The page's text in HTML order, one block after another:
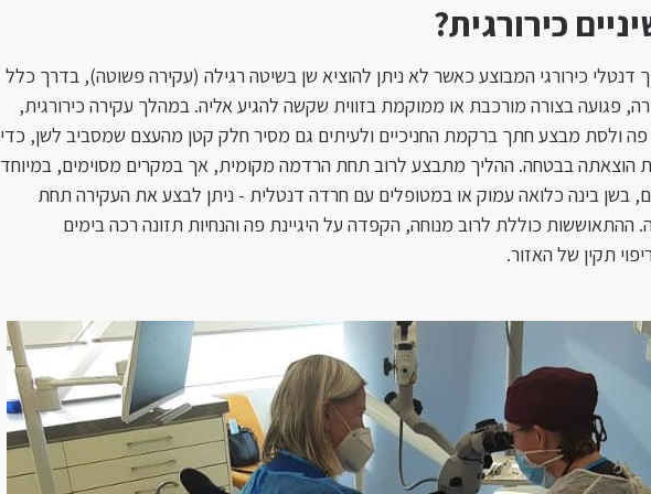
כירורגית?
דנטלי כירורגי המבוצע כאשר לא ניתן להוציא שן בשיטה רגילה (עקירה פשוטה), בדרך כלל
פגועה בצורה מורכבת או ממוקמת בזווית שקשה להגיע אליה. במהלך עקירה כירורגית,
פה ולסת מבצע חתך ברקמת החניכיים ולעיתים גם מסיר חלק קטן מהעצם שמסביב לשן, כדי
הוצאתה בבטחה. ההליך מתבצע לרוב תחת הרדמה מקומית, אך במקרים מסוימים, במיוחד
בשן בינה כלואה עמוק או במטופלים עם חרדה דנטלית - ניתן לבצע את העקירה תחת
כוללת לרוב מנוחה, הקפדה על היגיינת פה והנחיות תזונה רכה בימים
תקין של האזור.